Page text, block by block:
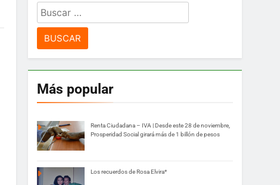
Buscar:
Más popular
Renta Ciudadana – IVA | Desde este 28 de noviembre,
Prosperidad Social girará más de 1 billón de pesos
Los recuerdos de Rosa Elvira*